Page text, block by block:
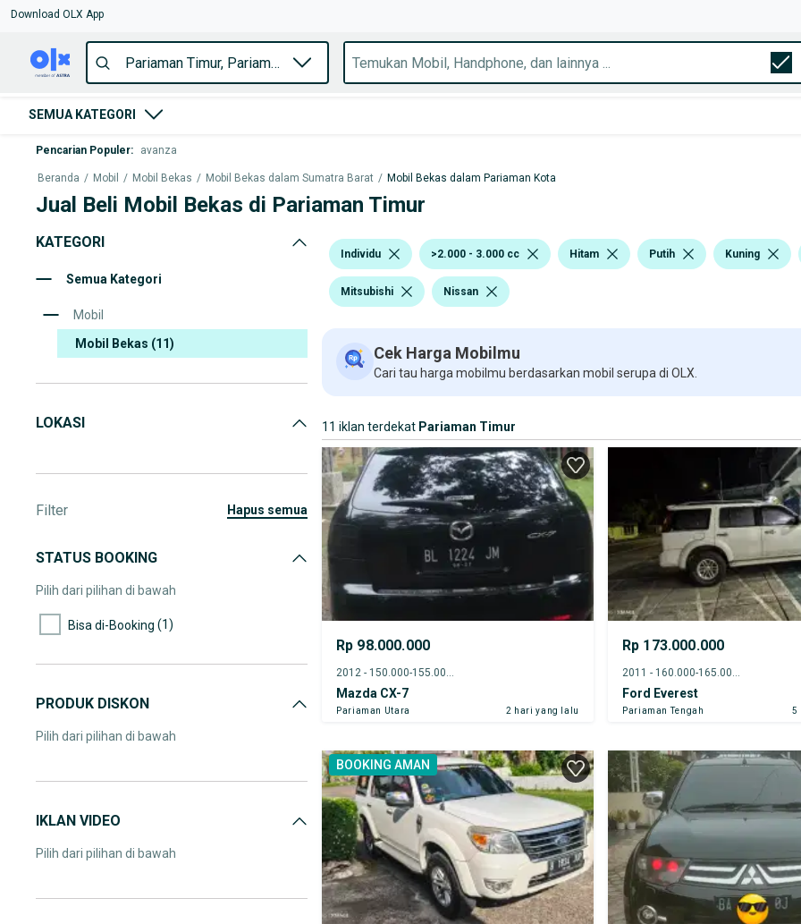
Download OLX App
SEMUA KATEGORI
Pencarian Populer: avanza
Beranda / Mobil / Mobil Bekas / Mobil Bekas dalam Sumatra Barat / Mobil Bekas dalam Pariaman Kota
Jual Beli Mobil Bekas di Pariaman Timur
KATEGORI
Semua Kategori
Mobil
Mobil Bekas (11)
LOKASI
Filter hapus semua
STATUS BOOKING
Pilih dari pilihan di bawah
Bisa di-Booking (1)
PRODUK DISKON
Pilih dari pilihan di bawah
IKLAN VIDEO
Pilih dari pilihan di bawah
Individu >2.000 - 3.000 cc Hitam Putih Kuning
Mitsubishi Nissan
Cek Harga Mobilmu
Cari tau harga mobilmu berdasarkan mobil serupa di OLX.
11 iklan terdekat Pariaman Timur
Rp 98.000.000
Mazda CX-7
Pariaman Utara 2 hari yang lalu
Rp 173.000.000
Ford Everest
Pariaman Tengah 5
BOOKING AMAN